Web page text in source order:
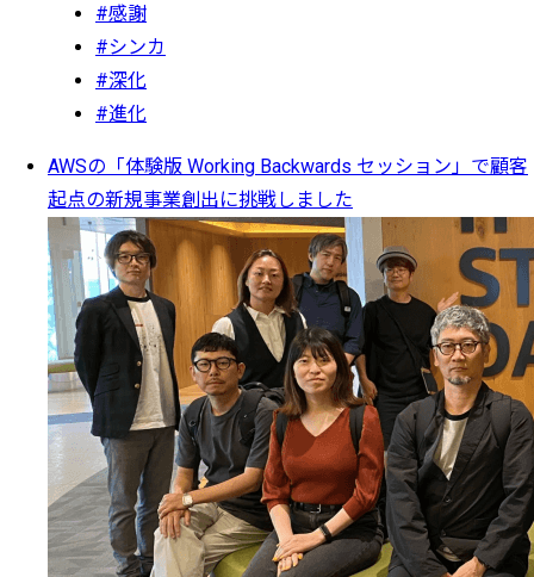
#感謝
#シンカ
#深化
#進化
AWSの「体験版 Working Backwards セッション」で顧客
起点の新規事業創出に挑戦しました